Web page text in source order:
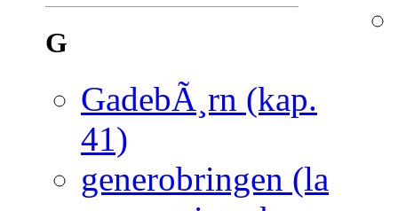
G
GadebÃ¸rn (kap.
41)
generobringen (la